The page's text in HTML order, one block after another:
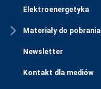
Elektroenergetyka
Materiały do pobrania
Newsletter
Kontakt dla mediów